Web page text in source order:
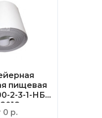
пищевая
2-3-1-НБ
0 р.